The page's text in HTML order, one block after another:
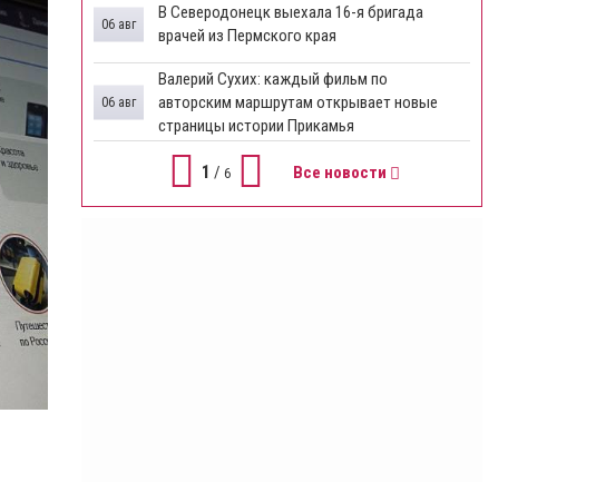
В Северодонецк выехала 16-я бригада
врачей из Пермского края
06 авг
​Валерий Сухих: каждый фильм по
авторским маршрутам открывает новые
страницы истории Прикамья
06 авг
1 / 6 Все новости